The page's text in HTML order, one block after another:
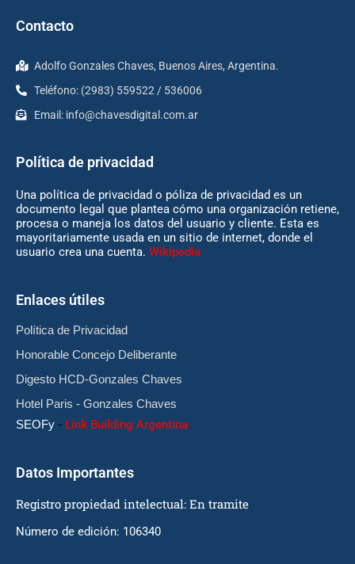
Contacto
Adolfo Gonzales Chaves, Buenos Aires, Argentina.
Teléfono: (2983) 559522 / 536006
Email: info@chavesdigital.com.ar
Política de privacidad
Una política de privacidad o póliza de privacidad es un
documento legal que plantea cómo una organización retiene,
procesa o maneja los datos del usuario y cliente. Esta es
mayoritariamente usada en un sitio de internet, donde el
usuario crea una cuenta. Wikipedia
Enlaces útiles
Política de Privacidad
Honorable Concejo Deliberante
Digesto HCD-Gonzales Chaves
Hotel Paris - Gonzales Chaves
SEOFy - Link Building Argentina
Datos Importantes
Registro propiedad intelectual: En tramite
Número de edición: 106340